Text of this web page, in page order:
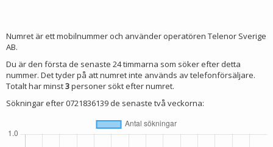
Numret är ett mobilnummer och använder operatören Telenor Sverige
AB.
Du är den första de senaste 24 timmarna som söker efter detta
nummer. Det tyder på att numret inte används av telefonförsäljare.
Totalt har minst3personer sökt efter numret.
Sökningar efter 0721836139 de senaste två veckorna: